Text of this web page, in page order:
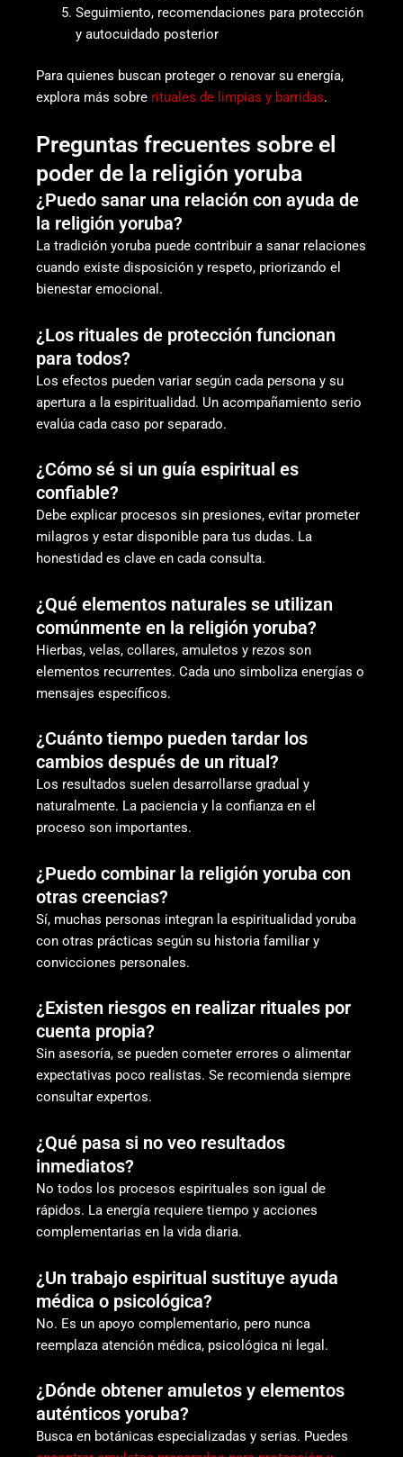
Seguimiento, recomendaciones para protección
y autocuidado posterior
Para quienes buscan proteger o renovar su energía,
explora más sobre rituales de limpias y barridas.
Preguntas frecuentes sobre el
poder de la religión yoruba
¿Puedo sanar una relación con ayuda de
la religión yoruba?
La tradición yoruba puede contribuir a sanar relaciones
cuando existe disposición y respeto, priorizando el
bienestar emocional.
¿Los rituales de protección funcionan
para todos?
Los efectos pueden variar según cada persona y su
apertura a la espiritualidad. Un acompañamiento serio
evalúa cada caso por separado.
¿Cómo sé si un guía espiritual es
confiable?
Debe explicar procesos sin presiones, evitar prometer
milagros y estar disponible para tus dudas. La
honestidad es clave en cada consulta.
¿Qué elementos naturales se utilizan
comúnmente en la religión yoruba?
Hierbas, velas, collares, amuletos y rezos son
elementos recurrentes. Cada uno simboliza energías o
mensajes específicos.
¿Cuánto tiempo pueden tardar los
cambios después de un ritual?
Los resultados suelen desarrollarse gradual y
naturalmente. La paciencia y la confianza en el
proceso son importantes.
¿Puedo combinar la religión yoruba con
otras creencias?
Sí, muchas personas integran la espiritualidad yoruba
con otras prácticas según su historia familiar y
convicciones personales.
¿Existen riesgos en realizar rituales por
cuenta propia?
Sin asesoría, se pueden cometer errores o alimentar
expectativas poco realistas. Se recomienda siempre
consultar expertos.
¿Qué pasa si no veo resultados
inmediatos?
No todos los procesos espirituales son igual de
rápidos. La energía requiere tiempo y acciones
complementarias en la vida diaria.
¿Un trabajo espiritual sustituye ayuda
médica o psicológica?
No. Es un apoyo complementario, pero nunca
reemplaza atención médica, psicológica ni legal.
¿Dónde obtener amuletos y elementos
auténticos yoruba?
Busca en botánicas especializadas y serias. Puedes